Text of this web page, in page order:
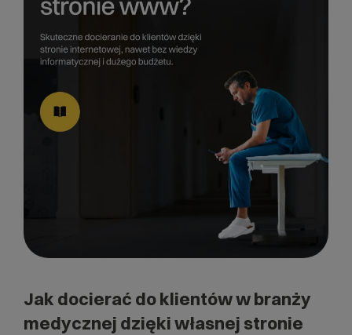
Jak docierać do klientów w branży
medycznej dzięki własnej stronie